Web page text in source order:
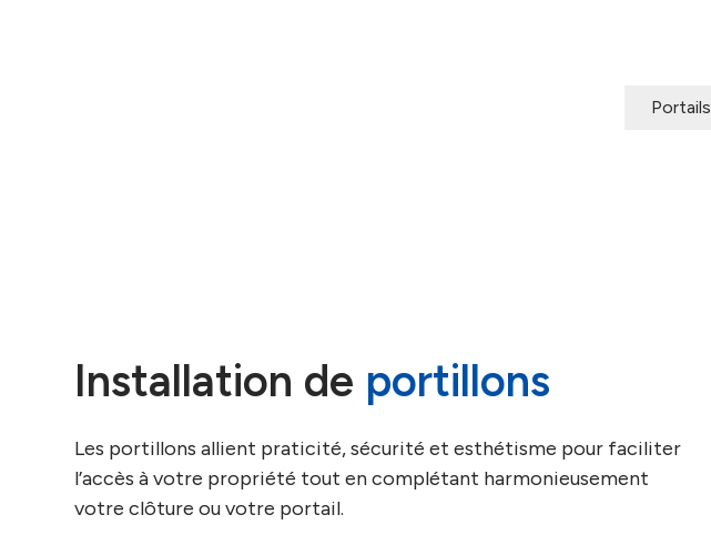
Portails
Installation de portillons
Les portillons allient praticité, sécurité et esthétisme pour faciliter
l’accès à votre propriété tout en complétant harmonieusement
votre clôture ou votre portail.